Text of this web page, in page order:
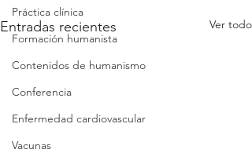
Práctica clínica
Formación humanista
Contenidos de humanismo
Conferencia
Enfermedad cardiovascular
Vacunas
Entradas recientes Ver todo